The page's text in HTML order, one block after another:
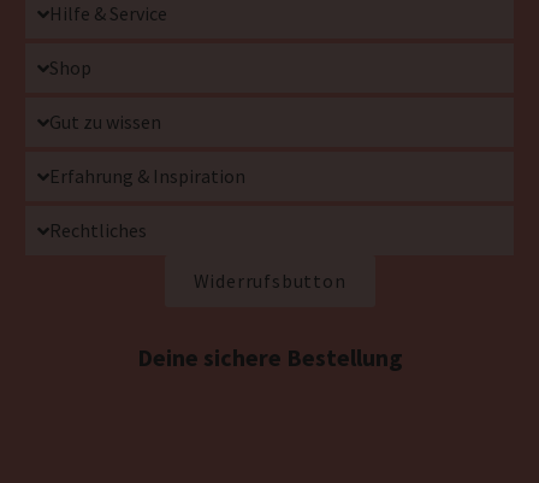
Hilfe & Service
Shop
Gut zu wissen
Erfahrung & Inspiration
Rechtliches
Widerrufsbutton
Deine sichere Bestellung